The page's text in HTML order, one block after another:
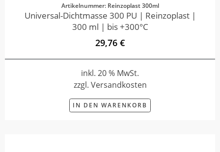
Artikelnummer: Reinzoplast 300ml
Universal-Dichtmasse 300 PU | Reinzoplast |
300 ml | bis +300°C
29,76 €
inkl. 20 % MwSt.
zzgl. Versandkosten
IN DEN WARENKORB